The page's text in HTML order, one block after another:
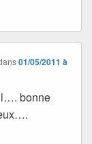
01/05/2011 à
bonne